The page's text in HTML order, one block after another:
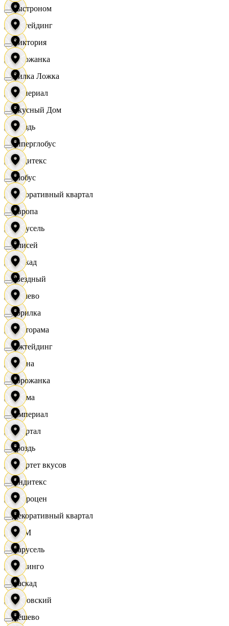
Ижтейдинг
Горожанка
Империал
Гроздь
Индитекс
Декоративный квартал
Карусель
Каскад
Дёшево
Касторама
Диана
Дисма
Квартал
Квартет вкусов
Доброцен
ДОМ
Доминго
Кировский
Быстроном
Виктория
Вилка Ложка
Вкусный Дом
Гиперглобус
Глобус
Европа
Елисей
Звездный
Горилка
Ижтейдинг
Горожанка
Империал
Гроздь
Индитекс
Декоративный квартал
Карусель
Каскад
Дёшево